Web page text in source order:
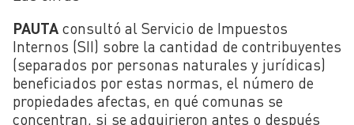
PAUTA consultó al Servicio de Impuestos
Internos (SII) sobre la cantidad de contribuyentes
(separados por personas naturales y jurídicas)
beneficiados por estas normas, el número de
propiedades afectas, en qué comunas se
concentran, si se adquirieron antes o después